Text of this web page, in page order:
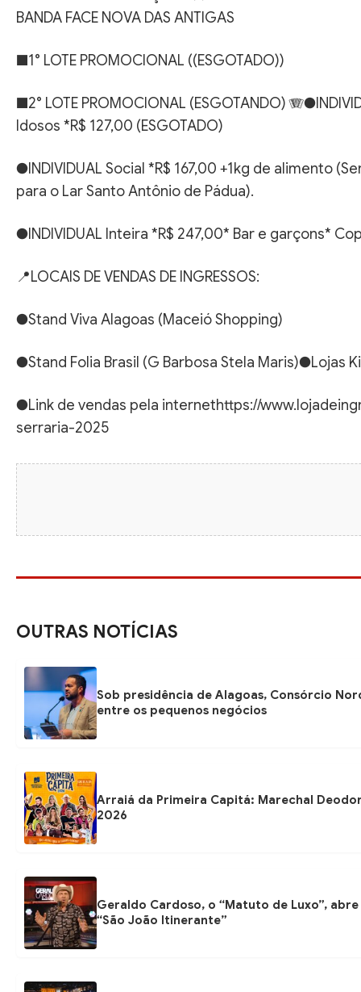
BANDA FACE NOVA DAS ANTIGAS
■1° LOTE PROMOCIONAL ((ESGOTADO))
■2° LOTE PROMOCIONAL (ESGOTANDO)
Idosos *R$ 127,00 (ESGOTADO)
●INDIVIDUAL Social *R$ 167,00 +1kg de alimento
para o Lar Santo Antônio de Pádua).
●INDIVIDUAL Inteira *R$ 247,00* Bar e garçons*
📍LOCAIS DE VENDAS DE INGRESSOS:
●Stand Viva Alagoas (Maceió Shopping)
●Stand Folia Brasil (G Barbosa Stela Maris)●Lojas
●Link de vendas pela internethttps://
serraria-2025
OUTRAS NOTÍCIAS
Sob presidência de Alagoas, Consórcio
entre os pequenos negócios
Arraiá da Primeira Capitá: Marechal
2026
Geraldo Cardoso, o “Matuto de Luxo”,
“São João Itinerante”